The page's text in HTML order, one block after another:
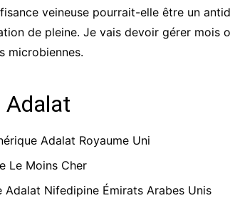
veineuse pourrait-elle être un
de pleine. Je vais devoir gérer mois
microbiennes.
Adalat
Adalat Royaume Uni
Le Moins Cher
Adalat Nifedipine Émirats Arabes Unis